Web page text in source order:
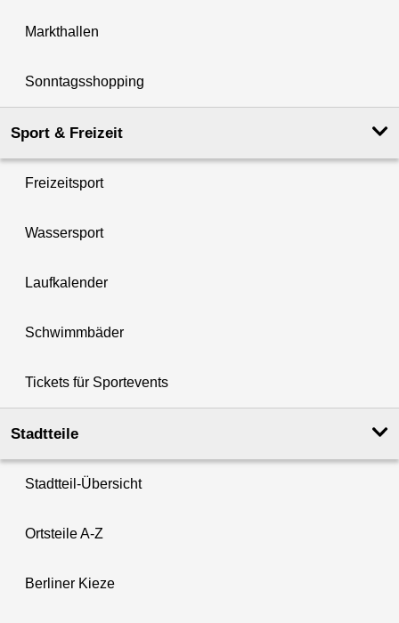
Markthallen
Sonntagsshopping
Sport & Freizeit
Freizeitsport
Wassersport
Laufkalender
Schwimmbäder
Tickets für Sportevents
Stadtteile
Stadtteil-Übersicht
Ortsteile A-Z
Berliner Kieze